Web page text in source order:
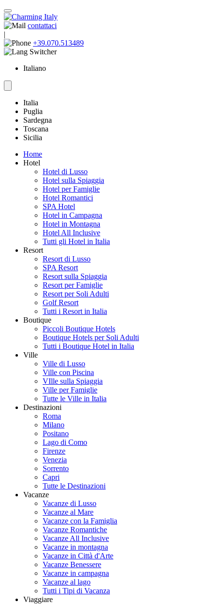
contattaci
|
+39.070.513489
Italiano
Italia
Puglia
Sardegna
Toscana
Sicilia
Home
Hotel
Hotel di Lusso
Hotel sulla Spiaggia
Hotel per Famiglie
Hotel Romantici
SPA Hotel
Hotel in Campagna
Hotel in Montagna
Hotel All Inclusive
Tutti gli Hotel in Italia
Resort
Resort di Lusso
SPA Resort
Resort sulla Spiaggia
Resort per Famiglie
Resort per Soli Adulti
Golf Resort
Tutti i Resort in Italia
Boutique
Piccoli Boutique Hotels
Boutique Hotels per Soli Adulti
Tutti i Boutique Hotel in Italia
Ville
Ville di Lusso
Ville con Piscina
VIlle sulla Spiaggia
Ville per Famiglie
Tutte le Ville in Italia
Destinazioni
Roma
Milano
Positano
Lago di Como
Firenze
Venezia
Sorrento
Capri
Tutte le Destinazioni
Vacanze
Vacanze di Lusso
Vacanze al Mare
Vacanze con la Famiglia
Vacanze Romantiche
Vacanze All Inclusive
Vacanze in montagna
Vacanze in Città d'Arte
Vacanze Benessere
Vacanze in campagna
Vacanze al lago
Tutti i Tipi di Vacanza
Viaggiare